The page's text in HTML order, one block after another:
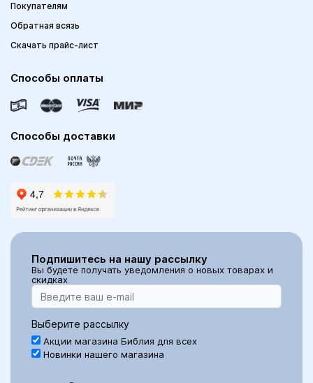
Покупателям
Обратная всязь
Скачать прайс-лист
Способы оплаты
Способы доставки
Подпишитесь на нашу рассылку
Вы будете получать уведомления о новых товарах и
скидках
Выберите рассылку
Акции магазина Библия для всех
Новинки нашего магазина